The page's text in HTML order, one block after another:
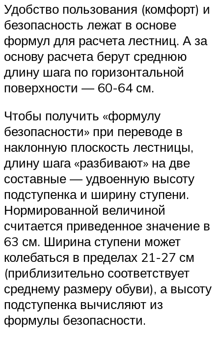
Удобство пользования (комфорт) и
безопасность лежат в основе
формул для расчета лестниц. А за
основу расчета берут среднюю
длину шага по горизонтальной
поверхности — 60-64 см.
Чтобы получить «формулу
безопасности» при переводе в
наклонную плоскость лестницы,
длину шага «разбивают» на две
составные — удвоенную высоту
подступенка и ширину ступени.
Нормированной величиной
считается приведенное значение в
63 см. Ширина ступени может
колебаться в пределах 21-27 см
(приблизительно соответствует
среднему размеру обуви), а высоту
подступенка вычисляют из
формулы безопасности.